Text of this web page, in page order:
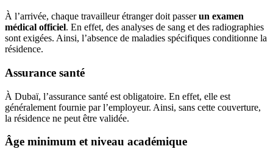
À l’arrivée, chaque travailleur étranger doit passerun examen
médical officiel. En effet, des analyses de sang et des radiographies
sont exigées. Ainsi, l’absence de maladies spécifiques conditionne la
résidence.
Assurance santé
À Dubaï, l’assurance santé est obligatoire. En effet, elle est
généralement fournie par l’employeur. Ainsi, sans cette couverture,
la résidence ne peut être validée.
Âge minimum et niveau académique